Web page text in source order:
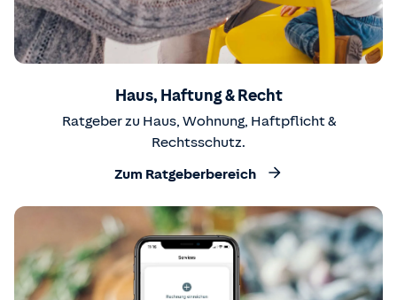
Haus, Haftung & Recht
Ratgeber zu Haus, Wohnung, Haftpflicht &
Rechtsschutz.
Zum Ratgeberbereich